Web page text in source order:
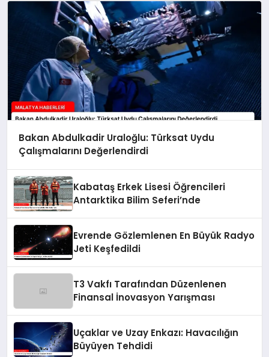
Bakan Abdulkadir Uraloğlu: Türksat Uydu
Çalışmalarını Değerlendirdi
Kabataş Erkek Lisesi Öğrencileri
Antarktika Bilim Seferi’nde
Evrende Gözlemlenen En Büyük Radyo
Jeti Keşfedildi
T3 Vakfı Tarafından Düzenlenen
Finansal İnovasyon Yarışması
Uçaklar ve Uzay Enkazı: Havacılığın
Büyüyen Tehdidi